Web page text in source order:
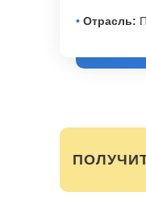
• Отрасль: